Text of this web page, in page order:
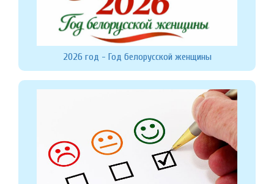
2026 год - Год белорусской женщины